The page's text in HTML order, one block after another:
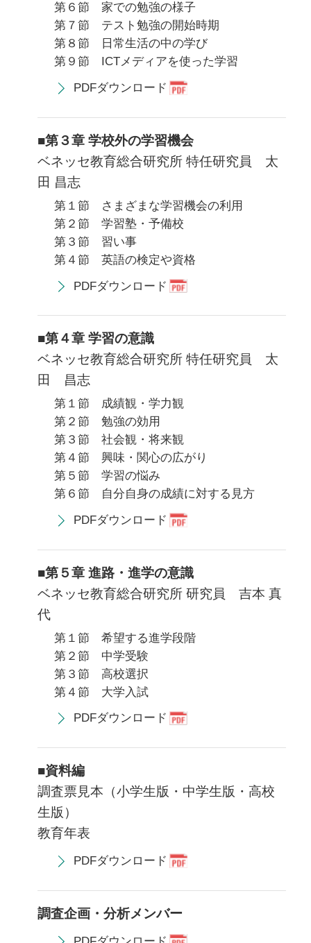
第６節 家での勉強の様子
第７節 テスト勉強の開始時期
第８節 日常生活の中の学び
第９節 ICTメディアを使った学習
PDFダウンロード
■第３章 学校外の学習機会
ベネッセ教育総合研究所 特任研究員 太
田 昌志
第１節 さまざまな学習機会の利用
第２節 学習塾・予備校
第３節 習い事
第４節 英語の検定や資格
PDFダウンロード
■第４章 学習の意識
ベネッセ教育総合研究所 特任研究員 太
田 昌志
第１節 成績観・学力観
第２節 勉強の効用
第３節 社会観・将来観
第４節 興味・関心の広がり
第５節 学習の悩み
第６節 自分自身の成績に対する見方
PDFダウンロード
■第５章 進路・進学の意識
ベネッセ教育総合研究所 研究員 吉本 真
代
第１節 希望する進学段階
第２節 中学受験
第３節 高校選択
第４節 大学入試
PDFダウンロード
■資料編
調査票見本（小学生版・中学生版・高校
生版）
教育年表
PDFダウンロード
調査企画・分析メンバー